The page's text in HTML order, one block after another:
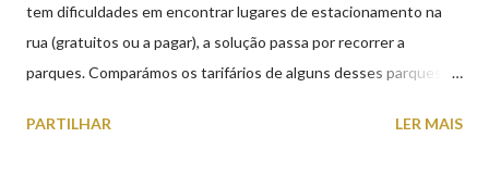
tem dificuldades em encontrar lugares de estacionamento na
rua (gratuitos ou a pagar), a solução passa por recorrer a
parques. Comparámos os tarifários de alguns desses parques de
subterrâneos) perto do centro da cidade (entenda-se por
PARTILHAR LER MAIS